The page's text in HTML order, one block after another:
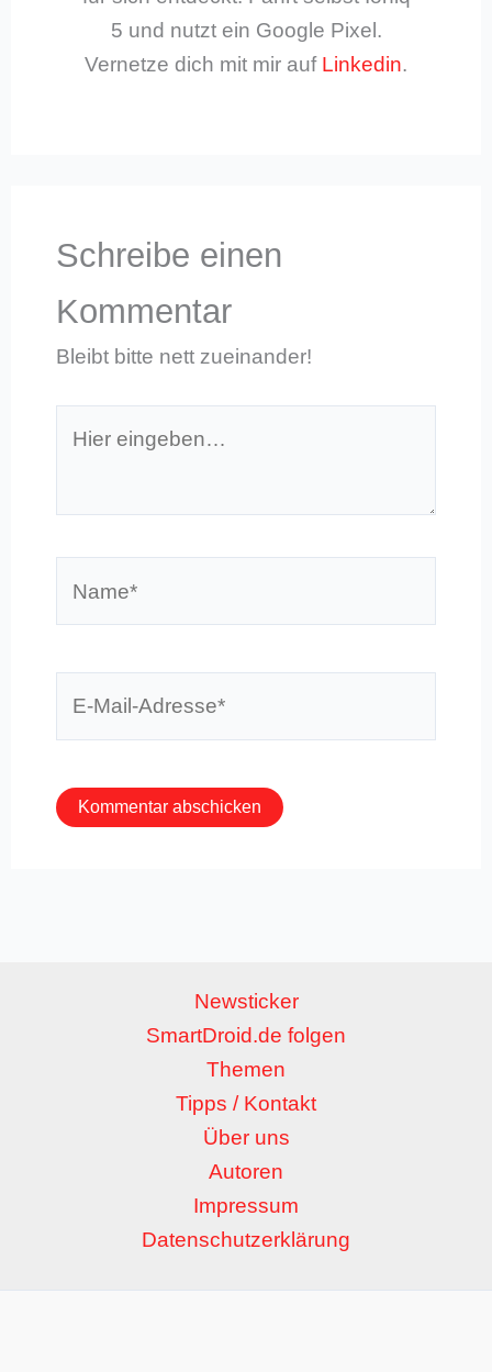
5 und nutzt ein Google Pixel.
Vernetze dich mit mir auf Linkedin.
Schreibe einen
Kommentar
Bleibt bitte nett zueinander!
eingeben…
Newsticker
SmartDroid.de folgen
Themen
Tipps / Kontakt
Über uns
Autoren
Impressum
Datenschutzerklärung